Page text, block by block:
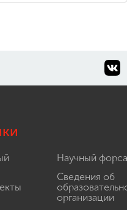
Научный
Сведения об
организации